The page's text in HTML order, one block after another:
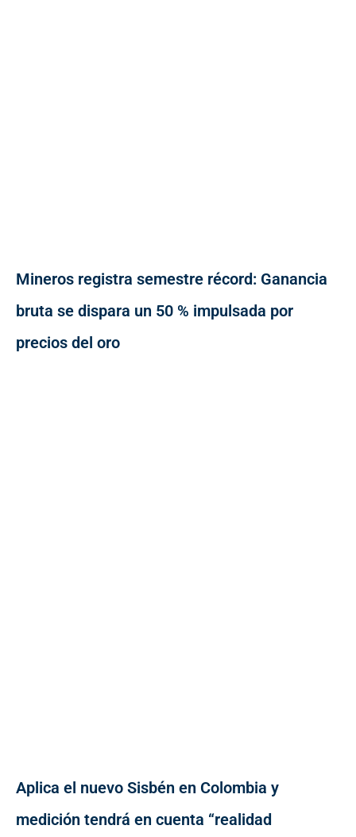
Mineros registra semestre récord: Ganancia
bruta se dispara un 50 % impulsada por
precios del oro
Aplica el nuevo Sisbén en Colombia y
medición tendrá en cuenta “realidad